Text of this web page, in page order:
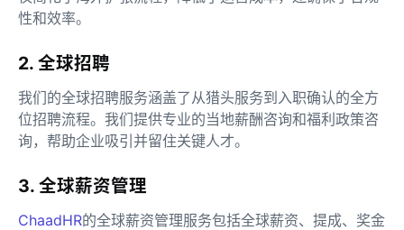
性和效率。
2. 全球招聘
我们的全球招聘服务涵盖了从猎头服务到入职确认的全方
位招聘流程。我们提供专业的当地薪酬咨询和福利政策咨
询，帮助企业吸引并留住关键人才。
3. 全球薪资管理
ChaadHR的全球薪资管理服务包括全球薪资、提成、奖金